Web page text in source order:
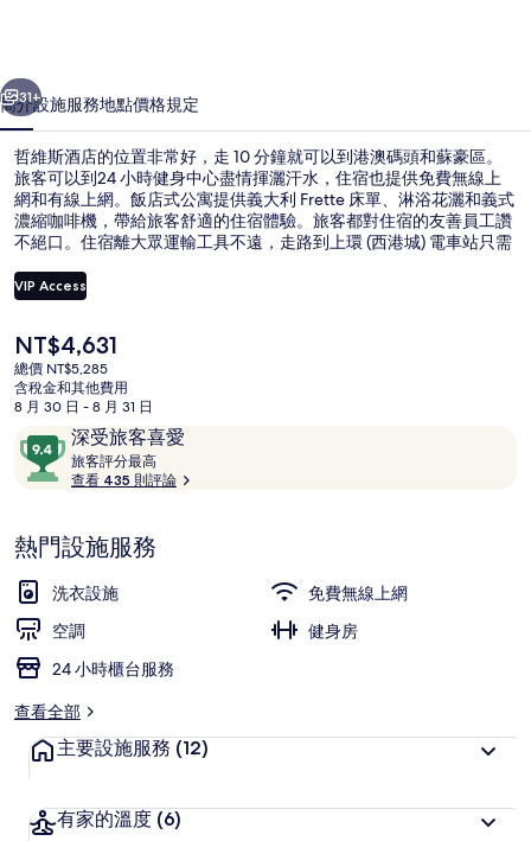
片
集
個 下一個
31+
簡介設施服務地點價格規定
哲維斯酒店的位置非常好，走 10 分鐘就可以到港澳碼頭和蘇豪區。
旅客可以到24 小時健身中心盡情揮灑汗水，住宿也提供免費無線上
網和有線上網。飯店式公寓提供義大利 Frette 床單、淋浴花灑和義式
濃縮咖啡機，帶給旅客舒適的住宿體驗。旅客都對住宿的友善員工讚
不絕口。住宿離大眾運輸工具不遠，走路到上環 (西港城) 電車站只需
VIP Access
目
前
的
價
是
NT$4,631
NT$4,631
總價 NT$5,285
含稅金和其他費用
8 月 30 日 - 8 月 31 日
評
論
深受旅客喜愛
9.4
分，
滿
10，
深
受
旅
客
喜
旅客評分最高
客
查看 435 則評論
熱門設施服務
洗衣設施
免費無線上網
空調
健身房
24 小時櫃台服務
查看全部
主要設施服務 (12)
有家的溫度 (6)